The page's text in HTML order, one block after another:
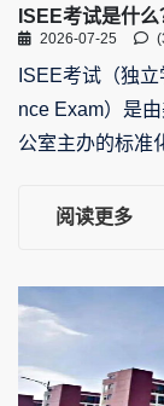
ISEE考试是什
2026-07-25
ISEE考试（独
nce Exam）是
公室主办的标准
阅读更多